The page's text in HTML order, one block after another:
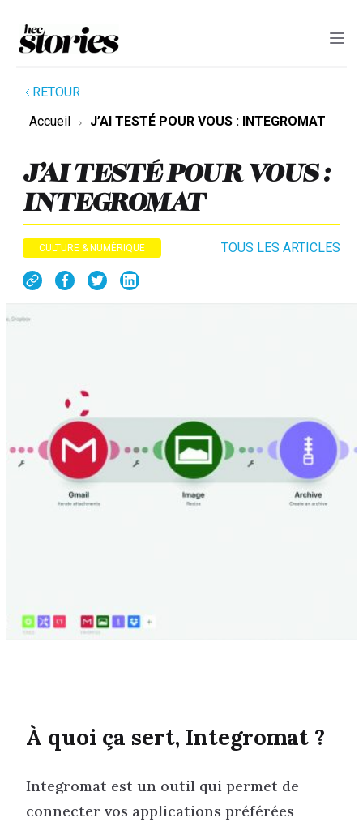
RETOUR
Accueil
J’AI TESTÉ POUR VOUS : INTEGROMAT
J’AI TESTÉ POUR VOUS :
INTEGROMAT
CULTURE & NUMÉRIQUE TOUS LES ARTICLES
À quoi ça sert, Integromat ?
Integromat est un outil qui permet de
connecter vos applications préférées